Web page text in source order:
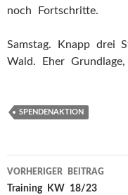
noch Fortschritte.
Samstag. Knapp drei
Wald. Eher
SPENDENAKTION
VORHERIGER BEITRAG
Training KW 18/23